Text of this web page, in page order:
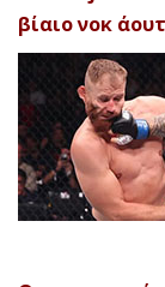
βίαιο νοκ